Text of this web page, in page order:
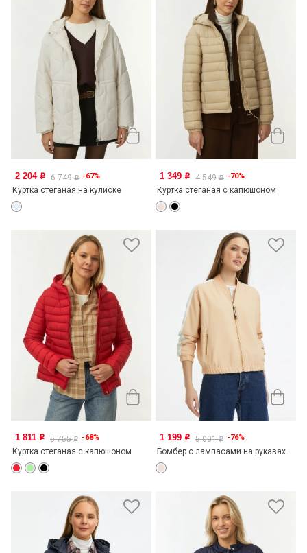
2 204 o 6 749o -67%
Куртка стеганая на кулиске
1 349 o 4 549o -70%
Куртка стеганая с капюшоном
1 811 o 5 755o -68%
Куртка стеганая с капюшоном
1 199 o 5 001o -76%
Бомбер с лампасами на рукавах